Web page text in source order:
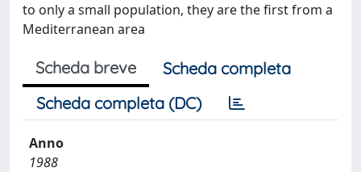
to only a small population, they are the first from a
Mediterranean area
Scheda breve
Scheda completa
Scheda completa (DC)
Anno
1988